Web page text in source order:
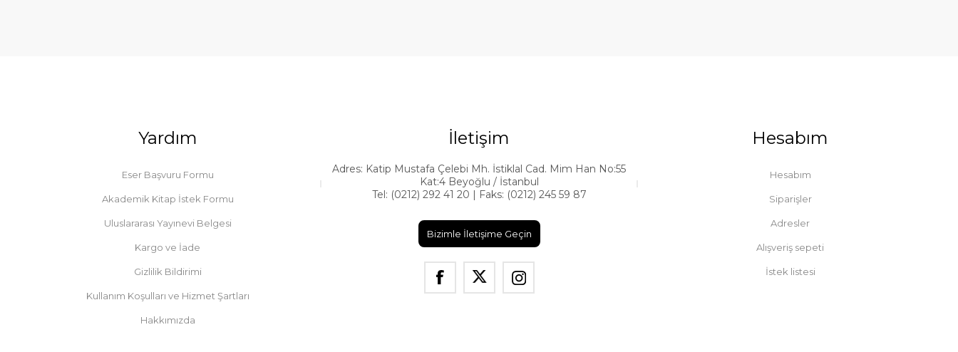
Yardım
Eser Başvuru Formu
Akademik Kitap İstek Formu
Uluslararası Yayınevi Belgesi
Kargo ve İade
Gizlilik Bildirimi
Kullanım Koşulları ve Hizmet Şartları
Hakkımızda
İletişim
Adres: Katip Mustafa Çelebi Mh. İstiklal Cad. Mim Han No:55
Kat:4 Beyoğlu / İstanbul
Tel: (0212) 292 41 20 | Faks: (0212) 245 59 87
Bizimle İletişime Geçin
Hesabım
Hesabım
Siparişler
Adresler
Alışveriş sepeti
İstek listesi